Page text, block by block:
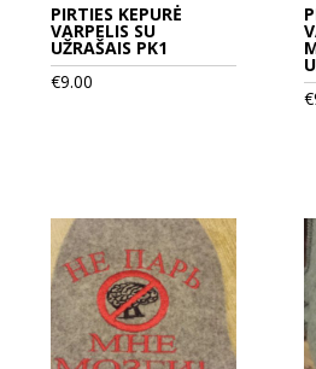
PIRTIES KEPURĖ
VARPELIS SU
UŽRAŠAIS PK1
€9.00
€